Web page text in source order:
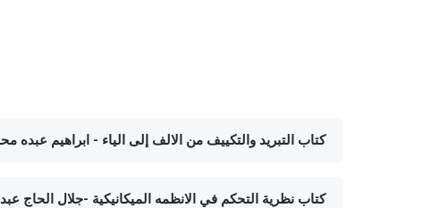
كتاب التبريد والتكييف من الالف إلى الياء - ابراهيم عبده محمد المرتضي
كتاب نظرية التحكم في الانظمه الميكانيكية -جلال الحاج عبد